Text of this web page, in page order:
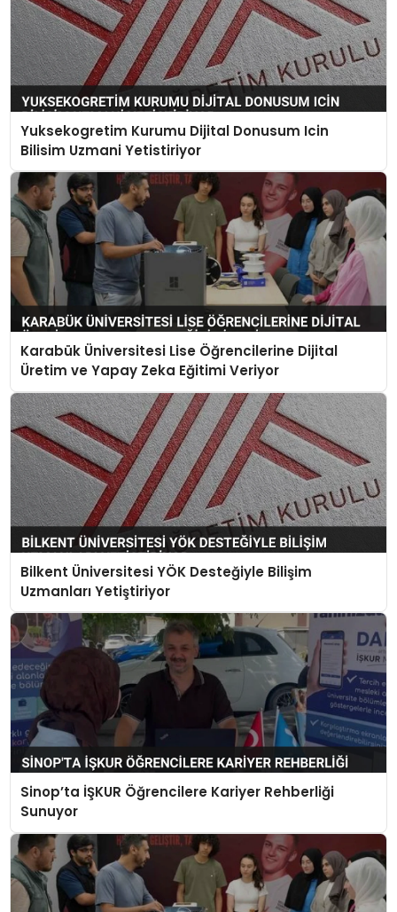
Yuksekogretim Kurumu Dijital Donusum Icin
Bilisim Uzmani Yetistiriyor
Karabük Üniversitesi Lise Öğrencilerine Dijital
Üretim ve Yapay Zeka Eğitimi Veriyor
Bilkent Üniversitesi YÖK Desteğiyle Bilişim
Uzmanları Yetiştiriyor
Sinop’ta İŞKUR Öğrencilere Kariyer Rehberliği
Sunuyor